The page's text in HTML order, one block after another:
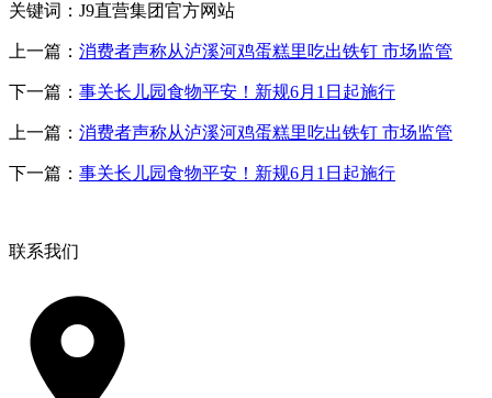
关键词：J9直营集团官方网站
上一篇： 消费者声称从泸溪河鸡蛋糕里吃出铁钉 市场监管
下一篇： 事关长儿园食物平安！新规6月1日起施行
上一篇： 消费者声称从泸溪河鸡蛋糕里吃出铁钉 市场监管
下一篇： 事关长儿园食物平安！新规6月1日起施行
联系我们